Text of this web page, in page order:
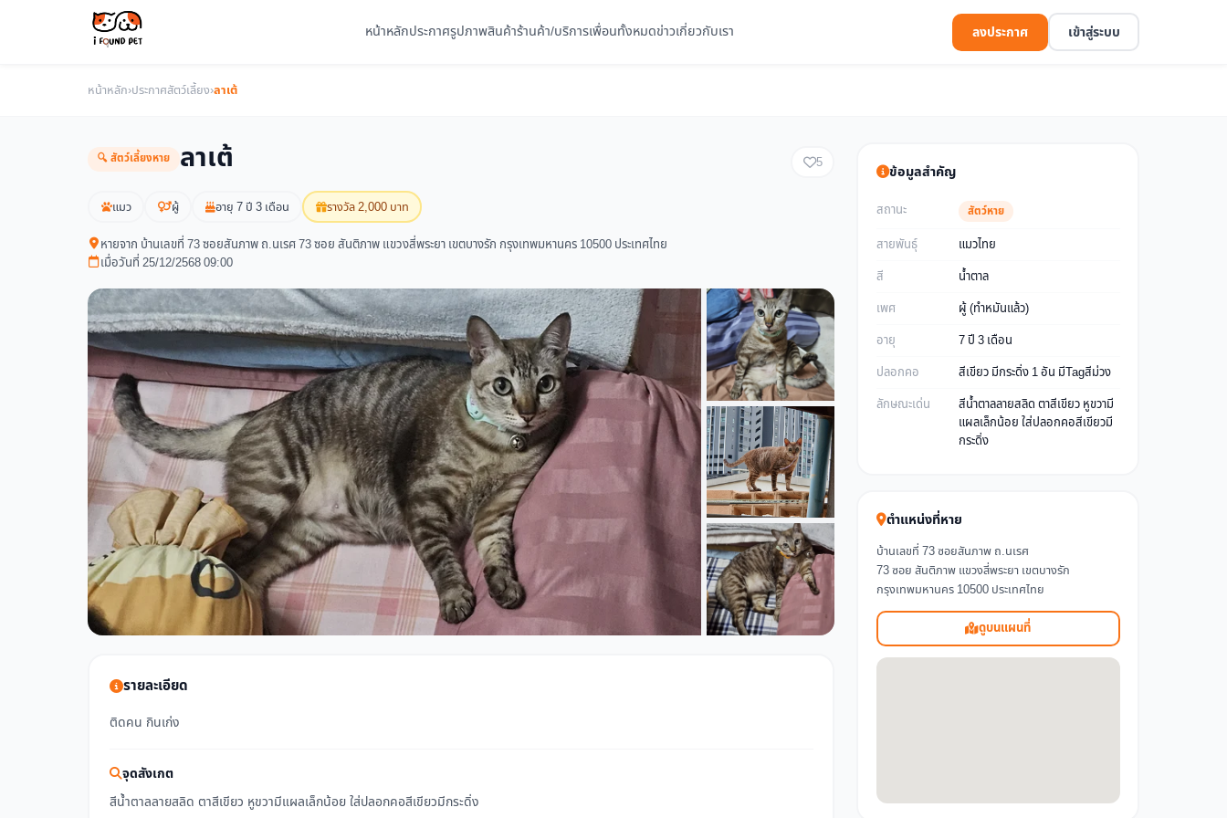
หน้าหลักประกาศรูปภาพสินค้าร้านค้า/บริการเพื่อนทั้งหมดข่าวเกี่ยวกับเรา ลงประกาศ เข้าสู่ระบบ
หน้าหลัก›ประกาศสัตว์เลี้ยง›ลาเต้
🔍 สัตว์เลี้ยงหาย ลาเต้ 5
แมว ผู้ อายุ 7 ปี 3 เดือน รางวัล 2,000 บาท
หายจาก บ้านเลขที่ 73 ซอยสันภาพ ถ.นเรศ 73 ซอย สันติภาพ แขวงสี่พระยา เขตบางรัก กรุงเทพมหานคร 10500 ประเทศไทย
เมื่อวันที่ 25/12/2568 09:00
รายละเอียด
ติดคน กินเก่ง
จุดสังเกต
สีน้ำตาลลายสลิด ตาสีเขียว หูขวามีแผลเล็กน้อย ใส่ปลอกคอสีเขียวมีกระดิ่ง
ข้อมูลสำคัญ
สถานะ สัตว์หาย
สายพันธุ์
แมวไทย
สี
น้ำตาล
เพศ
ผู้ (ทำหมันแล้ว)
อายุ
7 ปี 3 เดือน
ปลอกคอ
สีเขียว มีกระดิ่ง 1 อัน มีTagสีม่วง
ลักษณะเด่น
สีน้ำตาลลายสลิด ตาสีเขียว หูขวามี
แผลเล็กน้อย ใส่ปลอกคอสีเขียวมี
กระดิ่ง
ตำแหน่งที่หาย
บ้านเลขที่ 73 ซอยสันภาพ ถ.นเรศ
73 ซอย สันติภาพ แขวงสี่พระยา เขตบางรัก
กรุงเทพมหานคร 10500 ประเทศไทย
ดูบนแผนที่